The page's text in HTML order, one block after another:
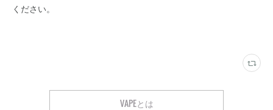
ください。
VAPEとは